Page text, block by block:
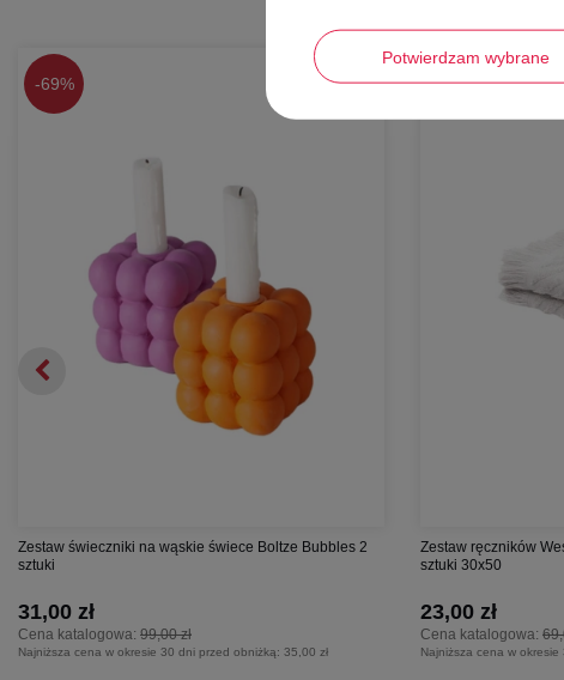
-69%
Zestaw świeczniki na wąskie świece Boltze Bubbles 2
sztuki
Cena katalogowa: 99,00 zł
31,00 zł
Najniższa cena w okresie 30 dni przed obniżką: 35,00 zł
-67%
Zestaw ręczników
sztuki 30x50
Cena katalogowa:
23,00 zł
Najniższa cena w
Potwierdzam wybrane